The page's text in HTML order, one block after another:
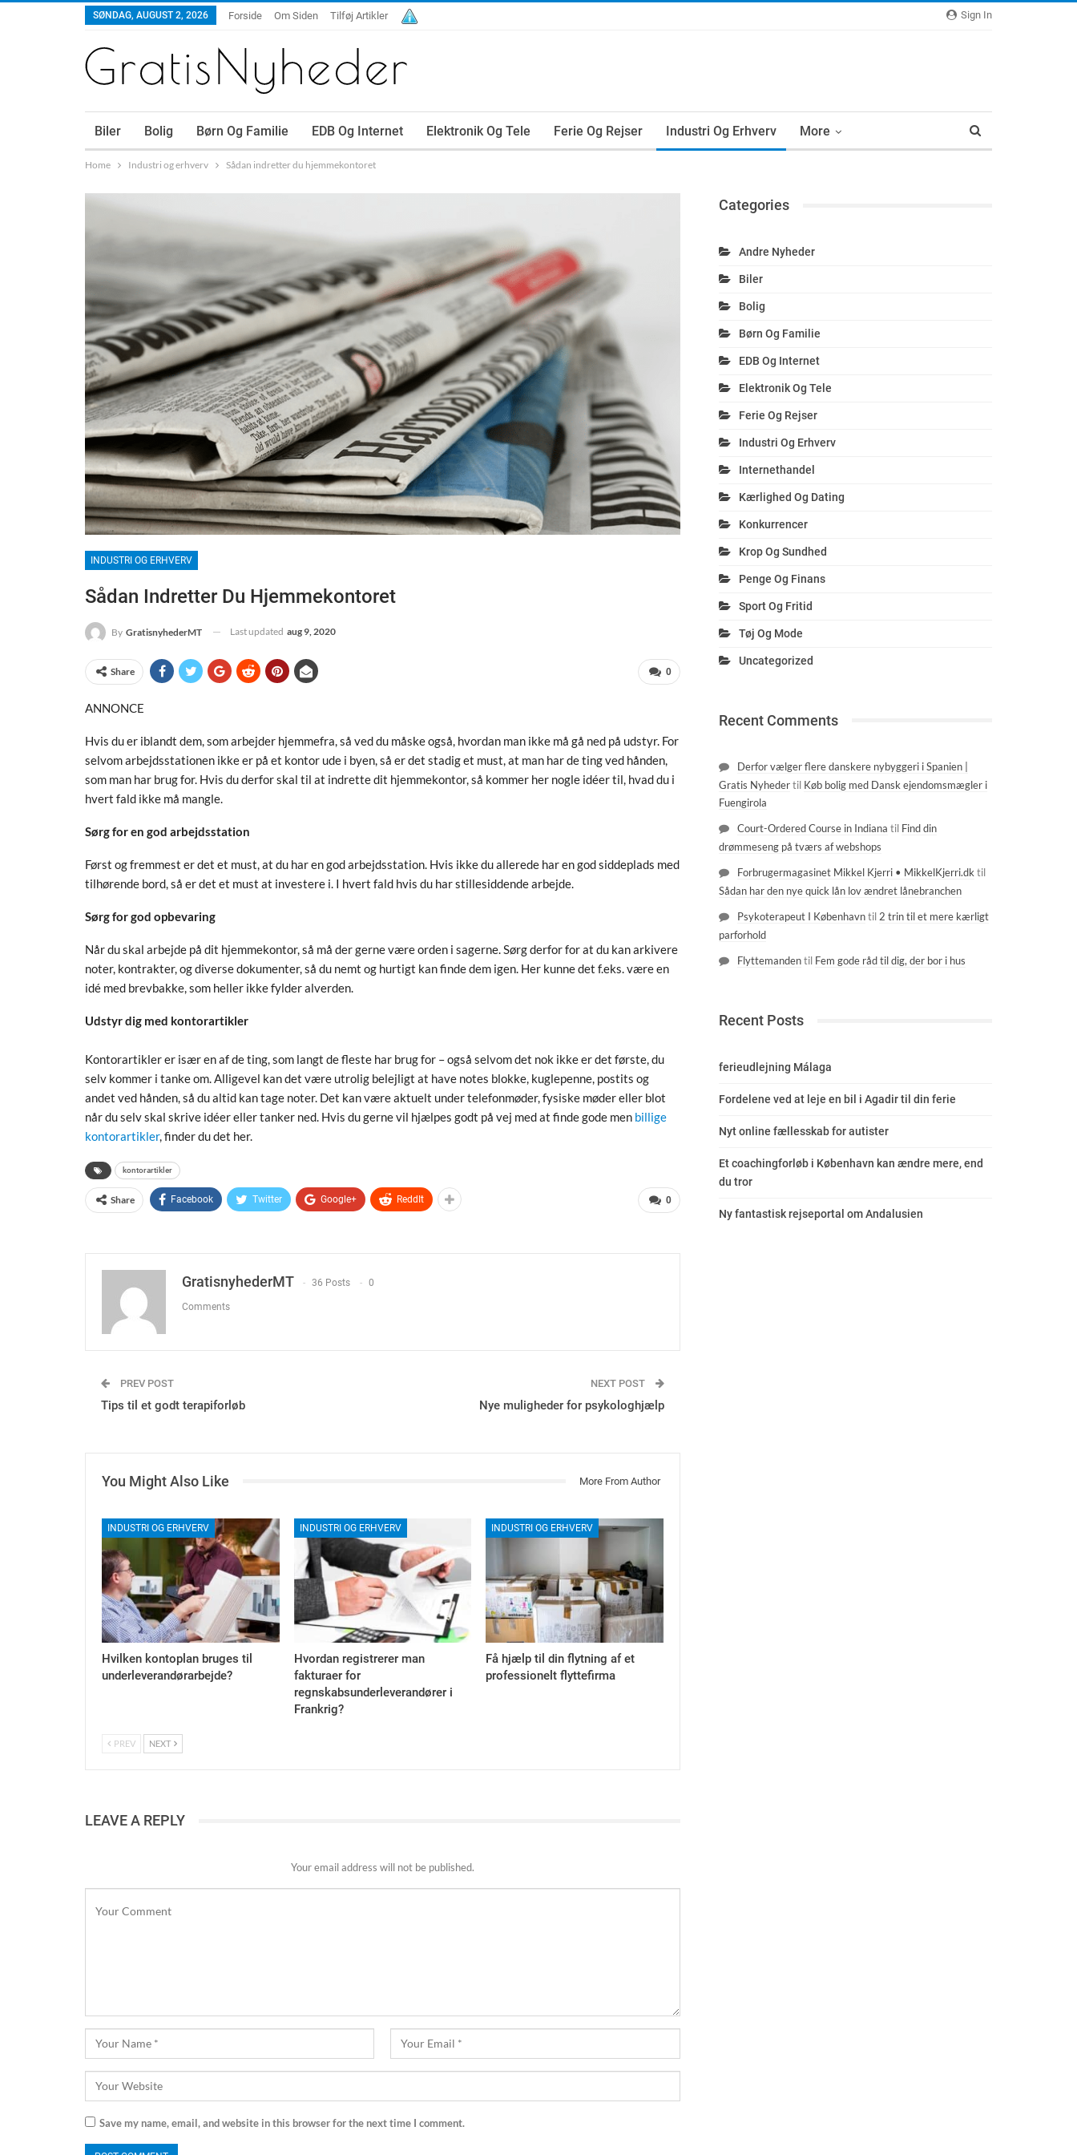
Sign In
SØNDAG, AUGUST 2, 2026 Forside Om Siden Tilføj Artikler
Biler Bolig Børn Og Familie EDB Og Internet Elektronik Og Tele Ferie Og Rejser Industri Og Erhverv More
Home Industri og erhverv Sådan indretter du hjemmekontoret
INDUSTRI OG ERHVERV
Sådan Indretter Du Hjemmekontoret
By GratisnyhederMT Last updated aug 9, 2020
0
Share
ANNONCE
Hvis du er iblandt dem, som arbejder hjemmefra, så ved du måske også, hvordan man ikke må gå ned på udstyr. For
selvom arbejdsstationen ikke er på et kontor ude i byen, så er det stadig et must, at man har de ting ved hånden,
som man har brug for. Hvis du derfor skal til at indrette dit hjemmekontor, så kommer her nogle idéer til, hvad du i
hvert fald ikke må mangle.
Sørg for en god arbejdsstation
Først og fremmest er det et must, at du har en god arbejdsstation. Hvis ikke du allerede har en god siddeplads med
tilhørende bord, så er det et must at investere i. I hvert fald hvis du har stillesiddende arbejde.
Sørg for god opbevaring
Når du skal arbejde på dit hjemmekontor, så må der gerne være orden i sagerne. Sørg derfor for at du kan arkivere
noter, kontrakter, og diverse dokumenter, så du nemt og hurtigt kan finde dem igen. Her kunne det f.eks. være en
idé med brevbakke, som heller ikke fylder alverden.
Udstyr dig med kontorartikler
Kontorartikler er især en af de ting, som langt de fleste har brug for – også selvom det nok ikke er det første, du
selv kommer i tanke om. Alligevel kan det være utrolig belejligt at have notes blokke, kuglepenne, postits og
andet ved hånden, så du altid kan tage noter. Det kan være aktuelt under telefonmøder, fysiske møder eller blot
når du selv skal skrive idéer eller tanker ned. Hvis du gerne vil hjælpes godt på vej med at finde gode men billige
kontorartikler, finder du det her.
kontorartikler
0
Share Facebook Twitter Google+ ReddIt
GratisnyhederMT 36 Posts 0
Comments
PREV POST
Tips til et godt terapiforløb
NEXT POST
Nye muligheder for psykologhjælp
You Might Also Like More From Author
INDUSTRI OG ERHVERV
Hvilken kontoplan bruges til
underleverandørarbejde?
INDUSTRI OG ERHVERV
Hvordan registrerer man
fakturaer for
regnskabsunderleverandører i
Frankrig?
INDUSTRI OG ERHVERV
Få hjælp til din flytning af et
professionelt flyttefirma
PREV NEXT
LEAVE A REPLY
Your email address will not be published.
Save my name, email, and website in this browser for the next time I comment.
Categories
Andre Nyheder
Biler
Bolig
Børn Og Familie
EDB Og Internet
Elektronik Og Tele
Ferie Og Rejser
Industri Og Erhverv
Internethandel
Kærlighed Og Dating
Konkurrencer
Krop Og Sundhed
Penge Og Finans
Sport Og Fritid
Tøj Og Mode
Uncategorized
Recent Comments
Derfor vælger flere danskere nybyggeri i Spanien |
Gratis Nyhedertil Køb bolig med Dansk ejendomsmægler i
Fuengirola
Court-Ordered Course in Indiana til Find din
drømmeseng på tværs af webshops
Forbrugermagasinet Mikkel Kjerri • MikkelKjerri.dktil
Sådan har den nye quick lån lov ændret lånebranchen
Psykoterapeut I Københavntil2 trin til et mere kærligt
parforhold
Flyttemandentil Fem gode råd til dig, der bor i hus
Recent Posts
ferieudlejning Málaga
Fordelene ved at leje en bil i Agadir til din ferie
Nyt online fællesskab for autister
Et coachingforløb i København kan ændre mere, end
du tror
Ny fantastisk rejseportal om Andalusien